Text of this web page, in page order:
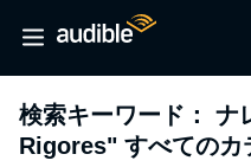
検索キーワード： ナ
Rigores" すべてのカ